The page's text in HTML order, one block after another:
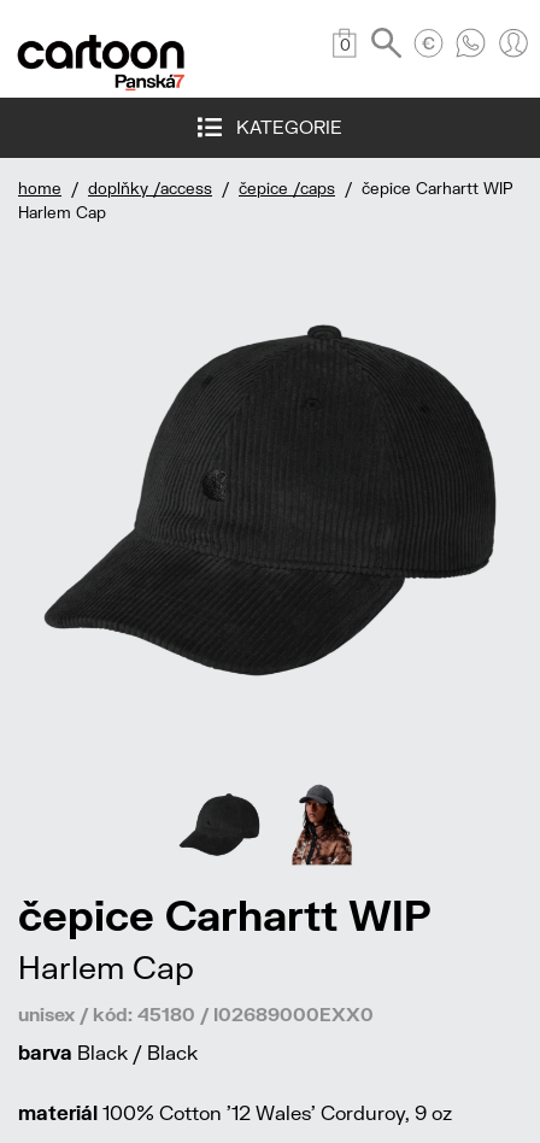
0
KATEGORIE
home / doplňky /access / čepice /caps / čepice Carhartt WIP
Harlem Cap
čepice Carhartt WIP
Harlem Cap
unisex / kód: 45180 / I02689000EXX0
barva Black / Black
materiál 100% Cotton '12 Wales' Corduroy, 9 oz